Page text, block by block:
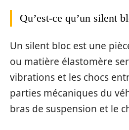
Qu’est-ce qu’un silent
Un silent bloc est une
ou matière élastomère
vibrations et les chocs
parties mécaniques du
bras de suspension et le